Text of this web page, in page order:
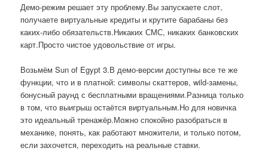
Демо-режим решает эту проблему.Вы запускаете слот,
получаете виртуальные кредиты и крутите барабаны без
каких-либо обязательств.Никаких СМС, никаких банковских
карт.Просто чистое удовольствие от игры.
Возьмём Sun of Egypt 3.В демо-версии доступны все те же
функции, что и в платной: символы скаттеров, wild-замены,
бонусный раунд с бесплатными вращениями.Разница только
в том, что выигрыш остаётся виртуальным.Но для новичка
это идеальный тренажёр.Можно спокойно разобраться в
механике, понять, как работают множители, и только потом,
если захочется, переходить на реальные ставки.